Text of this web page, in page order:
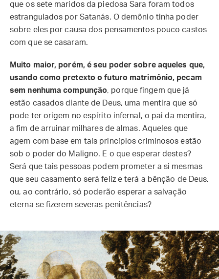
que os sete maridos da piedosa Sara foram todos
estrangulados por Satanás. O demônio tinha poder
sobre eles por causa dos pensamentos pouco castos
com que se casaram.
Muito maior, porém, é seu poder sobre aqueles que,
usando como pretexto o futuro matrimônio, pecam
sem nenhuma compunção, porque fingem que já
estão casados diante de Deus, uma mentira que só
pode ter origem no espírito infernal, o pai da mentira,
a fim de arruinar milhares de almas. Aqueles que
agem com base em tais princípios criminosos estão
sob o poder do Maligno. E o que esperar destes?
Será que tais pessoas podem prometer a si mesmas
que seu casamento será feliz e terá a bênção de Deus,
ou, ao contrário, só poderão esperar a salvação
eterna se fizerem severas penitências?